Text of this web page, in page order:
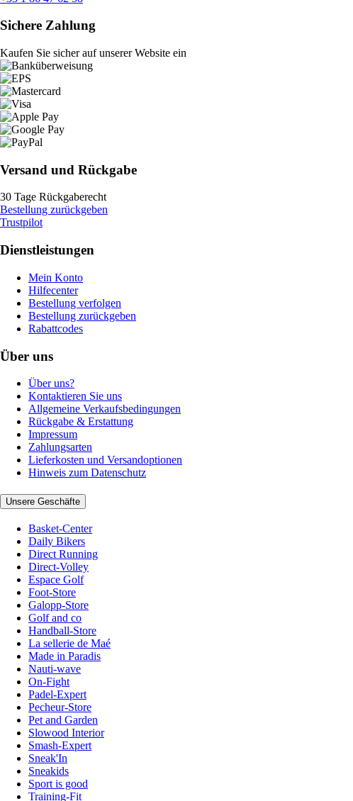
Sichere Zahlung
Kaufen Sie sicher auf unserer Website ein
Versand und Rückgabe
30 Tage Rückgaberecht
Bestellung zurückgeben
Trustpilot
Dienstleistungen
Mein Konto
Hilfecenter
Bestellung verfolgen
Bestellung zurückgeben
Rabattcodes
Über uns
Über uns?
Kontaktieren Sie uns
Allgemeine Verkaufsbedingungen
Rückgabe & Erstattung
Impressum
Zahlungsarten
Lieferkosten und Versandoptionen
Hinweis zum Datenschutz
Unsere Geschäfte
Basket-Center
Daily Bikers
Direct Running
Direct-Volley
Espace Golf
Foot-Store
Galopp-Store
Golf and co
Handball-Store
La sellerie de Maé
Made in Paradis
Nauti-wave
On-Fight
Padel-Expert
Pecheur-Store
Pet and Garden
Slowood Interior
Smash-Expert
Sneak'In
Sneakids
Sport is good
Training-Fit